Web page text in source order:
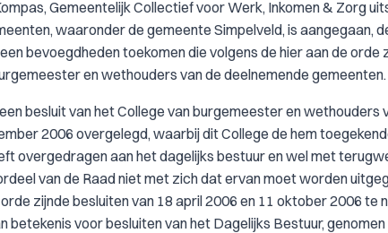
Gemeentelijk Collectief voor Werk, Inkomen & Zorg
waaronder de gemeente Simpelveld, is aangegaan,
bevoegdheden toekomen die volgens de hier aan de orde
en wethouders van de deelnemende gemeenten.
besluit van het College van burgemeester en wethouders
2006 overgelegd, waarbij dit College de hem
overgedragen aan het dagelijks bestuur en wel met
van de Raad niet met zich dat ervan moet worden
zijnde besluiten van 18 april 2006 en 11 oktober 2006 te
voor besluiten van het Dagelijks Bestuur, genomen